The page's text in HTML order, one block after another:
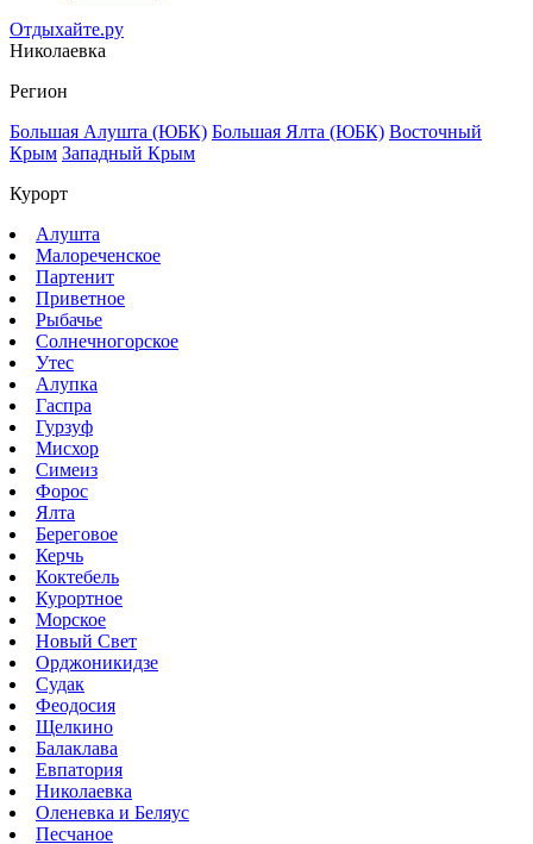
Отдыхайте.ру
Николаевка
Регион
Большая Алушта (ЮБК) Большая Ялта (ЮБК) Восточный
Крым Западный Крым
Курорт
Алушта
Малореченское
Партенит
Приветное
Рыбачье
Солнечногорское
Утес
Алупка
Гаспра
Гурзуф
Мисхор
Симеиз
Форос
Ялта
Береговое
Керчь
Коктебель
Курортное
Морское
Новый Свет
Орджоникидзе
Судак
Феодосия
Щелкино
Балаклава
Евпатория
Николаевка
Оленевка и Беляус
Песчаное